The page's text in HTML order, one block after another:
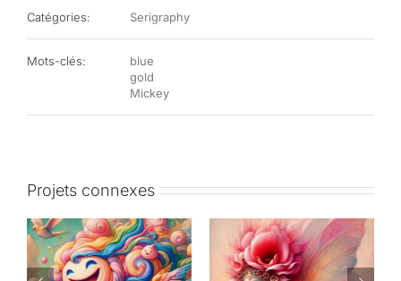
Catégories: Serigraphy
Mots-clés:
blue
gold
Mickey
Projets connexes